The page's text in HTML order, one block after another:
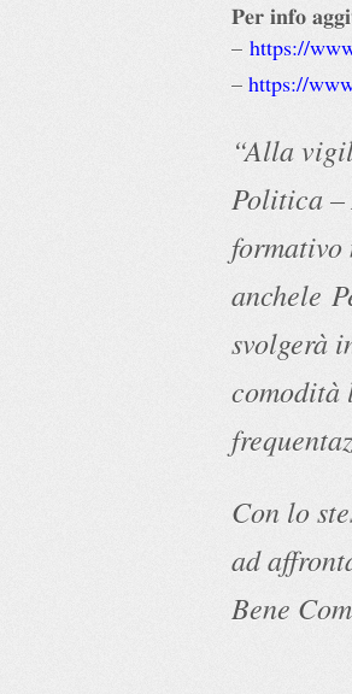
𝐏𝐞𝐫 𝐢𝐧𝐟𝐨
– https://
– https://
“Alla
Politica –
formativo
anchele
svolgerà
Con lo
ad
Bene